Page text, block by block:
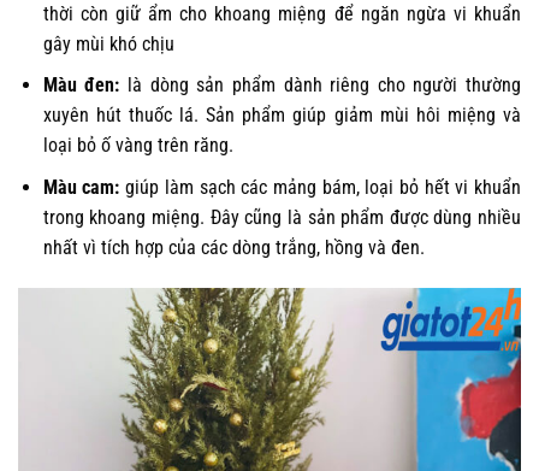
thời còn giữ ẩm cho khoang miệng để ngăn ngừa vi khuẩn
gây mùi khó chịu
Màu đen: là dòng sản phẩm dành riêng cho người thường
xuyên hút thuốc lá. Sản phẩm giúp giảm mùi hôi miệng và
loại bỏ ố vàng trên răng.
Màu cam: giúp làm sạch các mảng bám, loại bỏ hết vi khuẩn
trong khoang miệng. Đây cũng là sản phẩm được dùng nhiều
nhất vì tích hợp của các dòng trắng, hồng và đen.